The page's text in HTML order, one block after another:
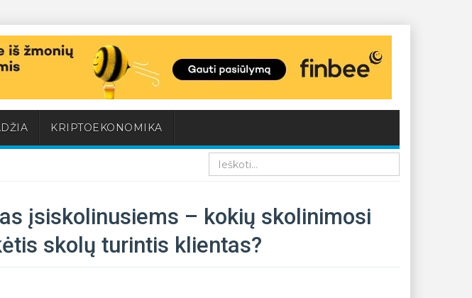
KRIPTOEKONOMIKA
Paieška
įsiskolinusiems – kokių skolinimosi
skolų turintis klientas?